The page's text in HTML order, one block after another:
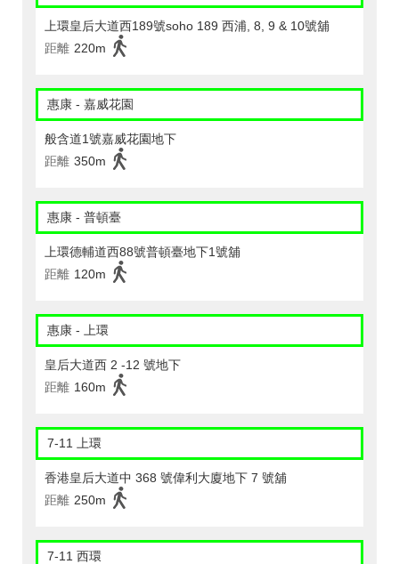
上環皇后大道西189號soho 189 西浦, 8, 9 & 10號舖
距離 220m
惠康 - 嘉威花園
般含道1號嘉威花園地下
距離 350m
惠康 - 普頓臺
上環德輔道西88號普頓臺地下1號舖
距離 120m
惠康 - 上環
皇后大道西 2 -12 號地下
距離 160m
7-11 上環
香港皇后大道中 368 號偉利大廈地下 7 號舖
距離 250m
7-11 西環